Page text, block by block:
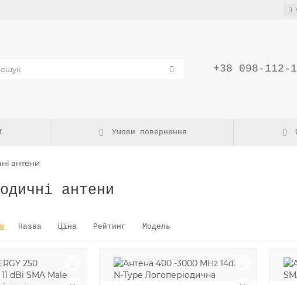
+38 098-112-
Умови повернення
антени
антени
Назва Ціна Рейтинг Модель